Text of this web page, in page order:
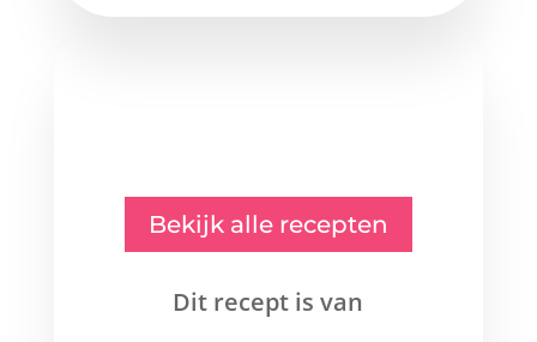
Bekijk alle recepten
Dit recept is van